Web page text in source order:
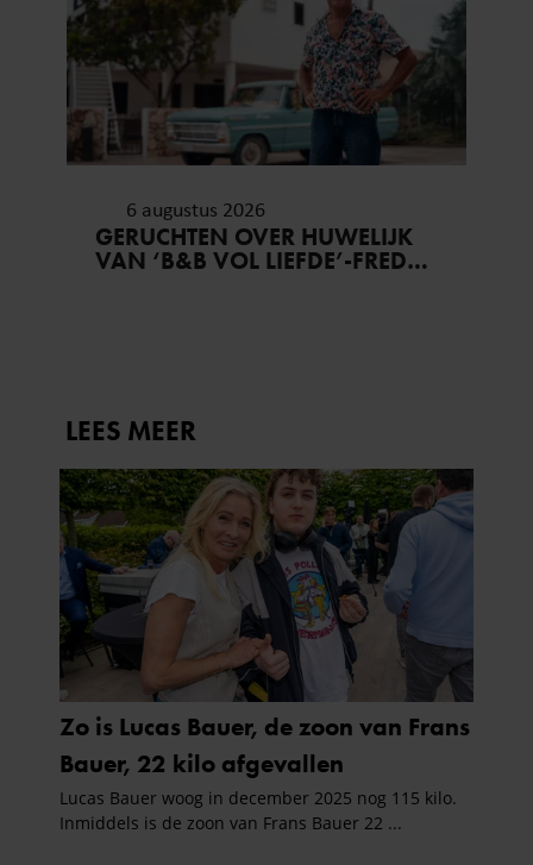
6 augustus 2026
GERUCHTEN OVER HUWELIJK
VAN ‘B&B VOL LIEFDE’-FRED